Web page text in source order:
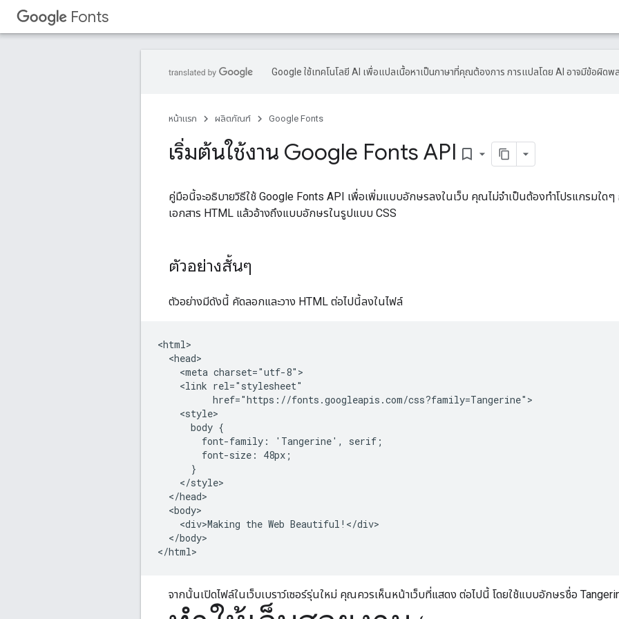
Fonts
Google ใช้เทคโนโลยี AI เพื่อแปลเนื้อหาเป็นภาษาที่คุณต้องการ การแปลโดย AI อาจมีข้อผิดพ
หน้าแรก ผลิตภัณฑ์ Google Fonts
เริ่มต้นใช้งาน Google Fonts API bookmark_border
คู่มือนี้จะอธิบายวิธีใช้ Google Fonts API เพื่อเพิ่มแบบอักษรลงในเว็บ คุณไม่จำเป็นต้องทำโปรแกรมใด
เอกสาร HTML แล้วอ้างถึงแบบอักษรในรูปแบบ CSS
ตัวอย่างสั้นๆ
ตัวอย่างมีดังนี้ คัดลอกและวาง HTML ต่อไปนี้ลงในไฟล์
<html>
  <head>
    <meta charset="utf-8">
    <link rel="stylesheet"
          href="https://fonts.googleapis.com/css?family=Tangerine">
    <style>
      body {
        font-family: 'Tangerine', serif;
        font-size: 48px;
      }
    </style>
  </head>
  <body>
    <div>Making the Web Beautiful!</div>
  </body>
</html>
จากนั้นเปิดไฟล์ในเว็บเบราว์เซอร์รุ่นใหม่ คุณควรเห็นหน้าเว็บที่แสดง ต่อไปนี้ โดยใช้แบบอักษรชื่อ